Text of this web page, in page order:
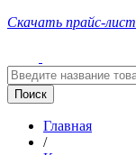
Скачать прайс-лист
Главная
/